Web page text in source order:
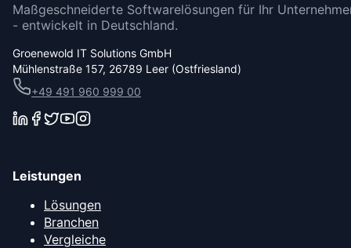
Maßgeschneiderte Softwarelösungen für Ihr
- entwickelt in Deutschland.
Groenewold IT Solutions GmbH
Mühlenstraße 157, 26789 Leer (Ostfriesland)
+49 491 960 999 00
Leistungen
Lösungen
Branchen
Vergleiche